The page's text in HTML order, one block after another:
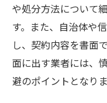
や処分方法について
す。また、自治体や
し、契約内容を書面
面に出す業者には、
避のポイントとなりま